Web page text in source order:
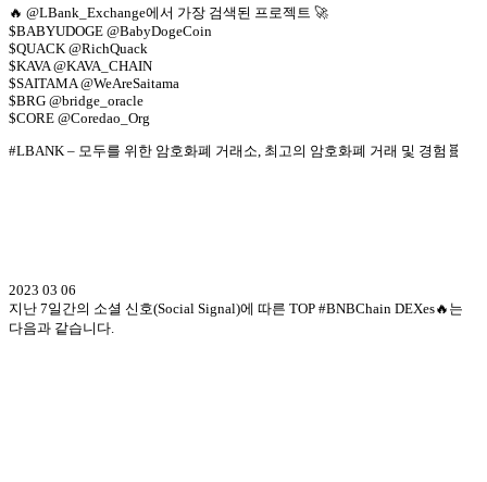
🔥 @LBank_Exchange에서 가장 검색된 프로젝트 🚀
$BABYUDOGE @BabyDogeCoin
$QUACK @RichQuack
$KAVA @KAVA_CHAIN
$SAITAMA @WeAreSaitama
$BRG @bridge_oracle
$CORE @Coredao_Org
#LBANK – 모두를 위한 암호화폐 거래소, 최고의 암호화폐 거래 및 경험🧬
2023 03 06
지난 7일간의 소셜 신호(Social Signal)에 따른 TOP #BNBChain DEXes🔥는
다음과 같습니다.